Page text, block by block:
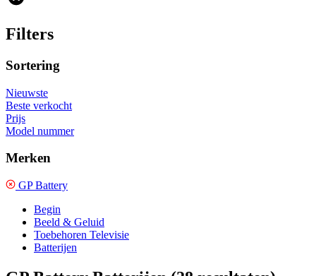
Filters
Sortering
Nieuwste
Beste verkocht
Prijs
Model nummer
Merken
GP Battery
Begin
Beeld & Geluid
Toebehoren Televisie
Batterijen